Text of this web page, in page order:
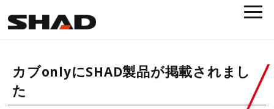
カブonlyにSHAD製品が掲載されまし
た